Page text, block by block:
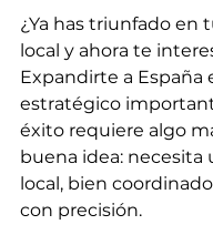
¿Ya has triunfado en
local y ahora te
Expandirte a España
estratégico
éxito requiere algo
buena idea: necesita
local, bien
con precisión.